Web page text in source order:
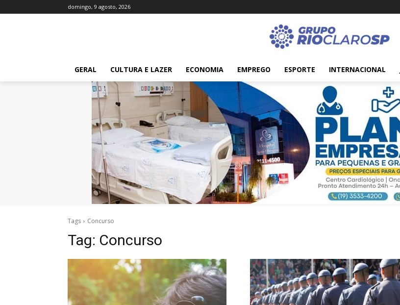
domingo, 9 agosto, 2026
GERAL CULTURA E LAZER ECONOMIA EMPREGO ESPORTE INTERNACIONAL
Tags Concurso
Tag: Concurso